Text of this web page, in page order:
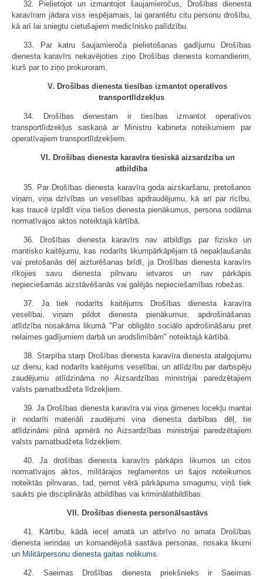
32. Pielietojot un izmantojot šaujamieročus, Drošības dienesta
karavīram jādara viss iespējamais, lai garantētu citu personu drošību,
kā arī lai sniegtu cietušajiem medicīnisko palīdzību.
33. Par katru šaujamieroča pielietošanas gadījumu Drošības
dienesta karavīrs nekavējoties ziņo Drošības dienesta komandierim,
kurš par to ziņo prokuroram.
V. Drošības dienesta tiesības izmantot operatīvos
transportlīdzekļus
34. Drošības dienestam ir tiesības izmantot operatīvos
transportlīdzekļus saskaņā ar Ministru kabineta noteikumiem par
operatīvajiem transportlīdzekļiem.
VI. Drošības dienesta karavīra tiesiskā aizsardzība un
atbildība
35. Par Drošības dienesta karavīra goda aizskaršanu, pretošanos
viņam, viņa dzīvības un veselības apdraudējumu, kā arī par rīcību,
kas traucē izpildīt viņa tiešos dienesta pienākumus, persona sodāma
normatīvajos aktos noteiktajā kārtībā.
36. Drošības dienesta karavīrs nav atbildīgs par fizisko un
mantisko kaitējumu, kas nodarīts likumpārkāpējam tā nepakļaušanās
vai pretošanās dēļ aizturēšanas brīdī, ja Drošības dienesta karavīrs
rīkojies savu dienesta pilnvaru ietvaros un nav pārkāpis
nepieciešamās aizstāvēšanās vai galējās nepieciešamības robežas.
37. Ja tiek nodarīts kaitējums Drošības dienesta karavīra
veselībai, viņam pildot dienesta pienākumus, apdrošināšanas
atlīdzība nosakāma likumā "Par obligāto sociālo apdrošināšanu pret
nelaimes gadījumiem darbā un arodslimībām" noteiktajā kārtībā.
38. Starpība starp Drošības dienesta karavīra dienesta atalgojumu
uz dienu, kad nodarīts kaitējums veselībai, un atlīdzību par darbspēju
zaudējumu atlīdzināma no Aizsardzības ministrijai paredzētajiem
valsts pamatbudžeta līdzekļiem.
39. Ja Drošības dienesta karavīra vai viņa ģimenes locekļu mantai
ir nodarīti materiāli zaudējumi viņa dienesta darbības dēļ, tie
atlīdzināmi pilnā apmērā no Aizsardzības ministrijai paredzētajiem
valsts pamatbudžeta līdzekļiem.
40. Ja drošības dienesta karavīrs pārkāpis likumos un citos
normatīvajos aktos, militārajos reglamentos un šajos noteikumos
noteiktās pilnvaras, tad, ņemot vērā pārkāpuma smagumu, viņš tiek
saukts pie disciplinārās atbildības vai kriminālatbildības.
VII. Drošības dienesta personālsastāvs
41. Kārtību, kādā ieceļ amatā un atbrīvo no amata Drošības
dienesta ierindas un komandējošā sastāva personas, nosaka likumi
un Militārpersonu dienesta gaitas nolikums.
42. Saeimas Drošības dienesta priekšnieks ir Saeimas